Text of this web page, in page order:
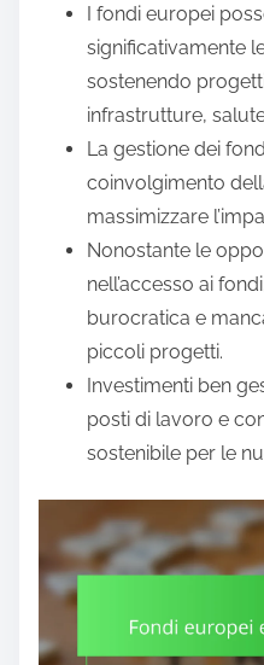
I fondi europei
significativamente
sostenendo
infrastrutture,
La gestione dei
coinvolgimento
massimizzare
Nonostante le
nell’accesso ai
burocratica e
piccoli progetti.
Investimenti ben
posti di lavoro e
sostenibile per le